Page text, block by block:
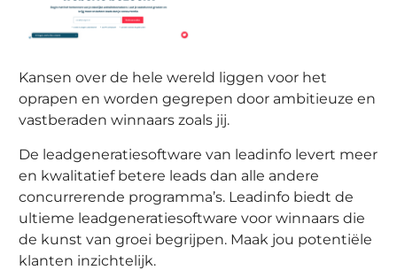
Kansen over de hele wereld liggen voor het
oprapen en worden gegrepen door ambitieuze en
vastberaden winnaars zoals jij.
De leadgeneratiesoftware van leadinfo levert meer
en kwalitatief betere leads dan alle andere
concurrerende programma’s. Leadinfo biedt de
ultieme leadgeneratiesoftware voor winnaars die
de kunst van groei begrijpen. Maak jou potentiële
klanten inzichtelijk.